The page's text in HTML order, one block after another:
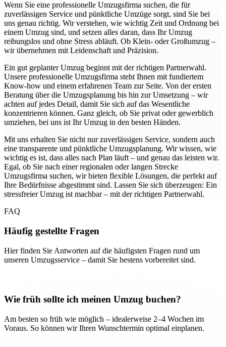
Wenn Sie eine professionelle Umzugsfirma suchen, die für
zuverlässigen Service und pünktliche Umzüge sorgt, sind Sie bei
uns genau richtig. Wir verstehen, wie wichtig Zeit und Ordnung bei
einem Umzug sind, und setzen alles daran, dass Ihr Umzug
reibungslos und ohne Stress abläuft. Ob Klein- oder Großumzug –
wir übernehmen mit Leidenschaft und Präzision.
Ein gut geplanter Umzug beginnt mit der richtigen Partnerwahl.
Unsere professionelle Umzugsfirma steht Ihnen mit fundiertem
Know-how und einem erfahrenen Team zur Seite. Von der ersten
Beratung über die Umzugsplanung bis hin zur Umsetzung – wir
achten auf jedes Detail, damit Sie sich auf das Wesentliche
konzentrieren können. Ganz gleich, ob Sie privat oder gewerblich
umziehen, bei uns ist Ihr Umzug in den besten Händen.
Mit uns erhalten Sie nicht nur zuverlässigen Service, sondern auch
eine transparente und pünktliche Umzugsplanung. Wir wissen, wie
wichtig es ist, dass alles nach Plan läuft – und genau das leisten wir.
Egal, ob Sie nach einer regionalen oder langen Strecke
Umzugsfirma suchen, wir bieten flexible Lösungen, die perfekt auf
Ihre Bedürfnisse abgestimmt sind. Lassen Sie sich überzeugen: Ein
stressfreier Umzug ist machbar – mit der richtigen Partnerwahl.
FAQ
Häufig gestellte Fragen
Hier finden Sie Antworten auf die häufigsten Fragen rund um
unseren Umzugsservice – damit Sie bestens vorbereitet sind.
Wie früh sollte ich meinen Umzug buchen?
Am besten so früh wie möglich – idealerweise 2–4 Wochen im
Voraus. So können wir Ihren Wunschtermin optimal einplanen.